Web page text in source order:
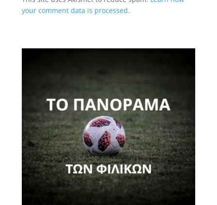
your comment data is processed.